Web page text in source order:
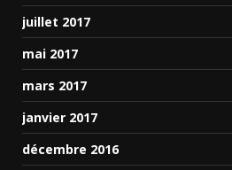
juillet 2017
mai 2017
mars 2017
janvier 2017
décembre 2016